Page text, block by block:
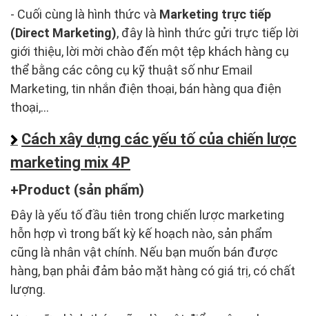
- Cuối cùng là hình thức và Marketing trực tiếp
(Direct Marketing), đây là hình thức gửi trực tiếp lời
giới thiệu, lời mời chào đến một tệp khách hàng cụ
thể bằng các công cụ kỹ thuật số như Email
Marketing, tin nhắn điện thoại, bán hàng qua điện
thoại,...
Cách xây dựng các yếu tố của chiến lược
marketing mix 4P
Product (sản phẩm)
Đây là yếu tố đầu tiên trong chiến lược marketing
hỗn hợp vì trong bất kỳ kế hoạch nào, sản phẩm
cũng là nhân vật chính. Nếu bạn muốn bán được
hàng, bạn phải đảm bảo mặt hàng có giá trị, có chất
lượng.